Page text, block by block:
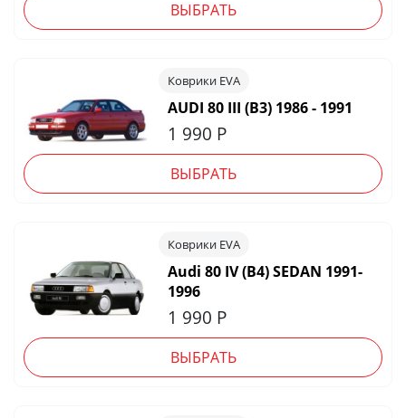
ВЫБРАТЬ
Коврики EVA
AUDI 80 III (B3) 1986 - 1991
1 990 Р
ВЫБРАТЬ
Коврики EVA
Audi 80 IV (B4) SEDAN 1991-
1996
1 990 Р
ВЫБРАТЬ